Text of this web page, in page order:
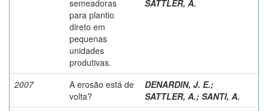
semeadoras
para plantio
direto em
pequenas
unidades
produtivas.
SATTLER, A.
2007
A erosão está de
volta?
DENARDIN, J. E.;
SATTLER, A.; SANTI, A.